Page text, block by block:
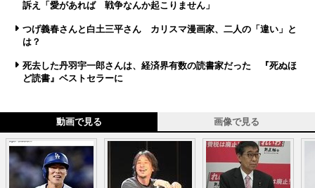
訴え「愛があれば 戦争なんか起こりません」
つげ義春さんと白土三平さん カリスマ漫画家、二人の「違い」と
は？
死去した丹羽宇一郎さんは、経済界有数の読書家だった 『死ぬほ
ど読書』ベストセラーに
動画で見る 画像で見る